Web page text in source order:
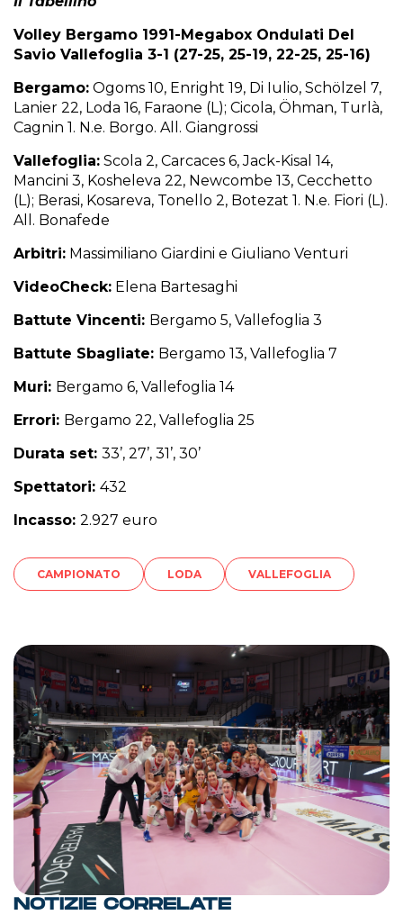
NOTIZIE CORRELATE
Volley Bergamo 1991-Megabox Ondulati Del
Savio Vallefoglia 3-1 (27-25, 25-19, 22-25, 25-16)
Bergamo: Ogoms 10, Enright 19, Di Iulio, Schölzel 7,
Lanier 22, Loda 16, Faraone (L); Cicola, Öhman, Turlà,
Cagnin 1. N.e. Borgo. All. Giangrossi
Vallefoglia: Scola 2, Carcaces 6, Jack-Kisal 14,
Mancini 3, Kosheleva 22, Newcombe 13, Cecchetto
(L); Berasi, Kosareva, Tonello 2, Botezat 1. N.e. Fiori (L).
All. Bonafede
Arbitri: Massimiliano Giardini e Giuliano Venturi
VideoCheck: Elena Bartesaghi
Battute Vincenti: Bergamo 5, Vallefoglia 3
Battute Sbagliate: Bergamo 13, Vallefoglia 7
Muri: Bergamo 6, Vallefoglia 14
Errori: Bergamo 22, Vallefoglia 25
Durata set: 33’, 27’, 31’, 30’
Spettatori: 432
Incasso: 2.927 euro
CAMPIONATO LODA VALLEFOGLIA